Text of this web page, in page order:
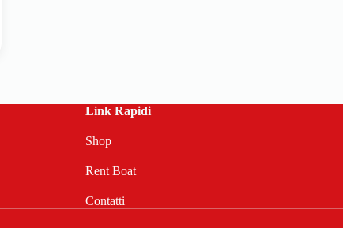
Link Rapidi
Shop
Rent Boat
Contatti